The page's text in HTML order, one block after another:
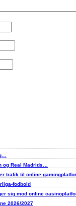
Real Madrids…
trafik til online
fodbold
sig mod online
2026/2027